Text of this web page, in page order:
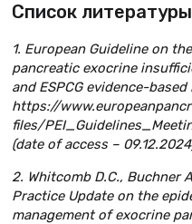
Список литературы
1. European Guideline on
pancreatic exocrine
and ESPCG evidence-
https://
files/
(date of access –
2. Whitcomb D.C., Buchner
Practice Update on the
management of exocrine